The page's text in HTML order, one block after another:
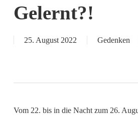
Gelernt?!
25. August 2022 Gedenken
Vom 22. bis in die Nacht zum 26.